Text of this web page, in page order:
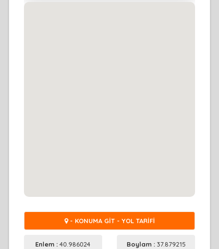
- KONUMA GİT - YOL TARİFİ
Enlem :40.986024 Boylam : 37.879215